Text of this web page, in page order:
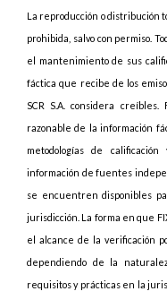
La reproducción o distribución
prohibida, salvo con permiso.
el mantenimiento de sus
fáctica que recibe de los
SCR S.A. considera
razonable de la información
metodologías de
información de fuentes
se encuentren disponibles
jurisdicción. La forma en que
el alcance de la verificación
dependiendo de la
requisitos y prácticas en la